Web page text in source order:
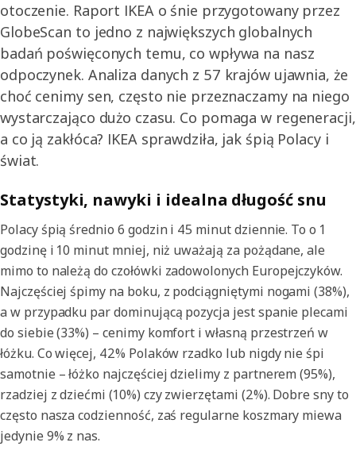
otoczenie. Raport IKEA o śnie przygotowany przez
GlobeScan to jedno z największych globalnych
badań poświęconych temu, co wpływa na nasz
odpoczynek. Analiza danych z 57 krajów ujawnia, że
choć cenimy sen, często nie przeznaczamy na niego
wystarczająco dużo czasu. Co pomaga w regeneracji,
a co ją zakłóca? IKEA sprawdziła, jak śpią Polacy i
świat.
Statystyki, nawyki i idealna długość snu
Polacy śpią średnio 6 godzin i 45 minut dziennie. To o 1
godzinę i 10 minut mniej, niż uważają za pożądane, ale
mimo to należą do czołówki zadowolonych Europejczyków.
Najczęściej śpimy na boku, z podciągniętymi nogami (38%),
a w przypadku par dominującą pozycja jest spanie plecami
do siebie (33%) – cenimy komfort i własną przestrzeń w
łóżku. Co więcej, 42% Polaków rzadko lub nigdy nie śpi
samotnie – łóżko najczęściej dzielimy z partnerem (95%),
rzadziej z dziećmi (10%) czy zwierzętami (2%). Dobre sny to
często nasza codzienność, zaś regularne koszmary miewa
jedynie 9% z nas.